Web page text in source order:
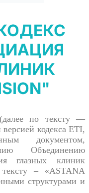
по тексту —
кодекса ETI,
документом,
Объединению
глазных клиник
– «ASTANA
структурами и